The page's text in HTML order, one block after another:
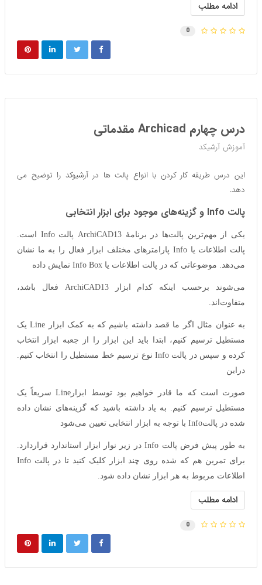
ادامه مطلب
0
درس چهارم Archicad مقدماتی
آموزش آرشیکد
این درس طریقه کار کردن با انواع پالت ها در آرشیوکد را توضیح می
دهد.
پالت Info و گزینه‌های موجود برای ابزار انتخابی
یکی از مهم‌ترین پالت‌ها در برنامهٔ ArchiCAD13 پالت Info است.
پالت اطلاعات یا Info پارامترهای مختلف ابزار فعال را به ما نشان
می‌دهد. موضوعاتی که در پالت اطلاعات یا Info Box نمایش داده
می‌شوند برحسب اینکه کدام ابزار ArchiCAD13 فعال باشد،
متفاوت‌اند.
به عنوان مثال اگر ما قصد داشته باشیم که به کمک ابزار Line یک
مستطیل ترسیم کنیم، ابتدا باید این ابزار را از جعبه ابزار انتخاب
کرده و سپس در پالت Info نوع ترسیم خط مستطیل را انتخاب کنیم.
دراین
صورت است که ما قادر خواهیم بود توسط ابزارLine سریعاً یک
مستطیل ترسیم کنیم. به یاد داشته باشید که گزینه‌های نشان داده
شده در پالتInfo با توجه به ابزار انتخابی تعیین می‌شود
به طور پیش فرض پالت Info در زیر نوار ابزار استاندارد قراردارد.
برای تمرین هم که شده روی چند ابزار کلیک کنید تا در پالت Info
اطلاعات مربوط به هر ابزار نشان داده شود.
ادامه مطلب
0